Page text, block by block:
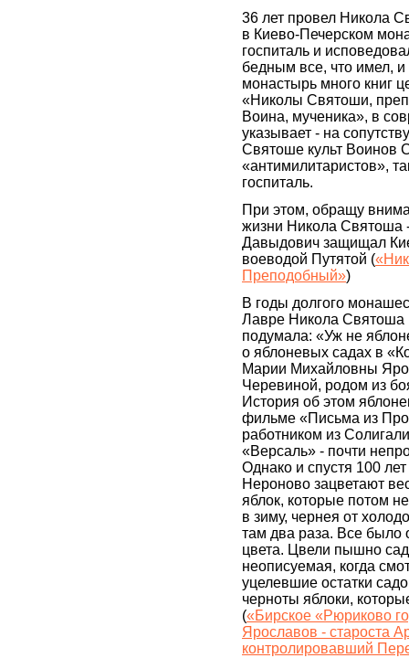
36 лет провел Никола
в Киево-Печерском
госпиталь и
бедным все, что имел,
монастырь много книг
«Николы Святоши,
Воина, мученика», в
указывает - на
Святоше культ Воинов
«антимилитаристов»,
госпиталь.
При этом, обращу
жизни Никола Святоша
Давыдович защищал
воеводой Путятой (
Преподобный»)
В годы долгого
Лавре Никола Святоша
подумала: «Уж не
о яблоневых садах в
Марии Михайловны
Черевиной, родом из
История об этом
фильме «Письма из
работником из
«Версаль» - почти
Однако и спустя 100
Нероново зацветают
яблок, которые потом
в зиму, чернея от
там два раза. Все было
цвета. Цвели пышно
неописуемая, когда
уцелевшие остатки
черноты яблоки,
(«Бирское «Рюриково
Ярославов - староста
контролировавший